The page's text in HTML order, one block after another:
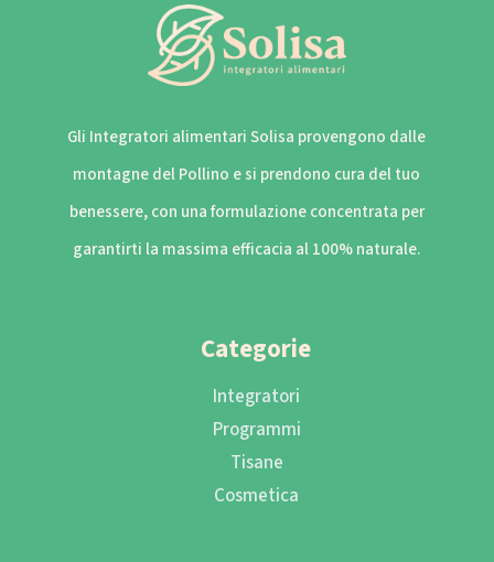
Gli Integratori alimentari Solisa provengono dalle
montagne del Pollino e si prendono cura del tuo
benessere, con una formulazione concentrata per
garantirti la massima efficacia al 100% naturale.
Categorie
Integratori
Programmi
Tisane
Cosmetica